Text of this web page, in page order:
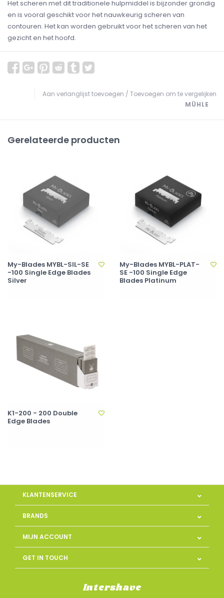
Het scheren met dit traditionele hulpmiddel is bijzonder grondig
en is vooral geschikt voor het nauwkeurig scheren van
contouren. Het kan worden gebruikt voor het scheren van het
gezicht en het hoofd.
Aan verlanglijst toevoegen / Toevoegen om te vergelijken
MÜHLE
Gerelateerde producten
My-Blades MYBL-SIL-SE
-100 Single Edge Blades
Silver
My-Blades MYBL-PLAT-
SE -100 Single Edge
Blades Platinum
K1-200 - 200 Double
Edge Blades
KLANTENSERVICE
BRANDS
MIJN ACCOUNT
GET IN TOUCH
Intershave